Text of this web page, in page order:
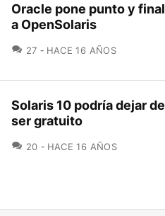
Oracle pone punto y final
a OpenSolaris
27 COMENTARIOS
HACE 16 AÑOS
Solaris 10 podría dejar de
ser gratuito
20 COMENTARIOS
HACE 16 AÑOS